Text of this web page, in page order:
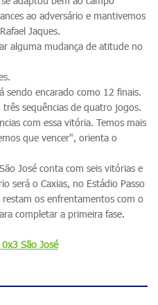
ao adversário e mantivemos
Jaques.
alguma mudança de atitude no
sendo encarado como 12 finais.
sequências de quatro jogos.
com essa vitória. Temos mais
que vencer", orienta o
José conta com seis vitórias e
será o Caxias, no Estádio Passo
os enfrentamentos com o
completar a primeira fase.
São José